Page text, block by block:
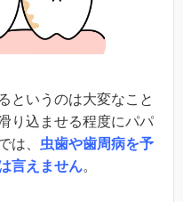
というのは大変なこと
り込ませる程度にパパ
は、 虫歯や歯周病を予
言えません。